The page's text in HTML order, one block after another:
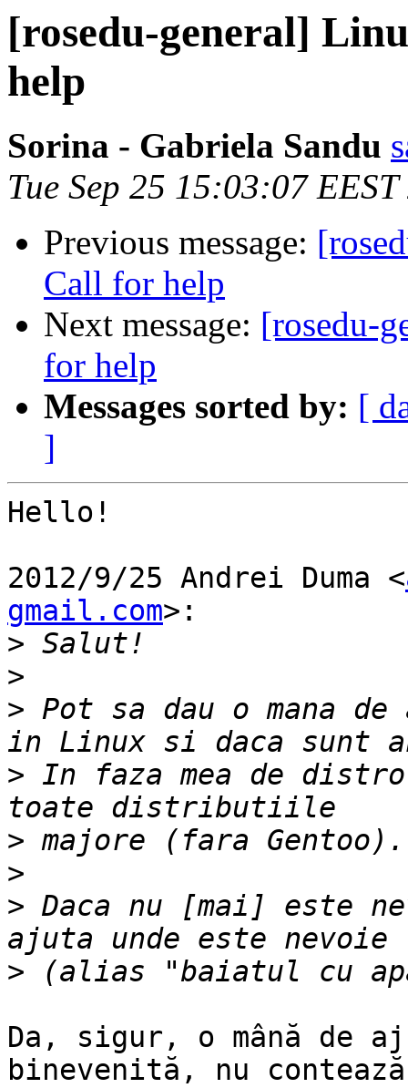
[rosedu-general]
help
Sorina - Gabriela Sandu
Tue Sep 25 15:03:07
Previous message:
Call for help
Next message: [rosedu-
for help
Messages sorted by: [
]
Hello!
2012/9/25 Andrei Duma <
gmail.com>:
>
>
> Pot sa dau o mana
> In faza mea de
>
>
> Daca nu [mai] este
>
Da, sigur, o mână de
binevenită, nu